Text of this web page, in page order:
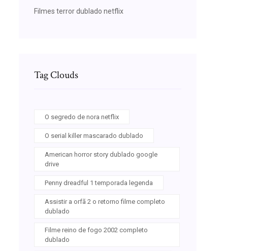
Filmes terror dublado netflix
Tag Clouds
O segredo de nora netflix
O serial killer mascarado dublado
American horror story dublado google
drive
Penny dreadful 1 temporada legenda
Assistir a orfã 2 o retorno filme completo
dublado
Filme reino de fogo 2002 completo
dublado